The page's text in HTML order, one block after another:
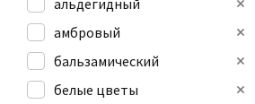
альдегидный
амбровый
бальзамический
белые цветы